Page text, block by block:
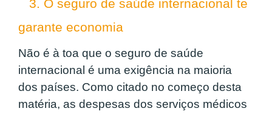
3. O seguro de saúde internacional te
garante economia
Não é à toa que o seguro de saúde
internacional é uma exigência na maioria
dos países. Como citado no começo desta
matéria, as despesas dos serviços médicos